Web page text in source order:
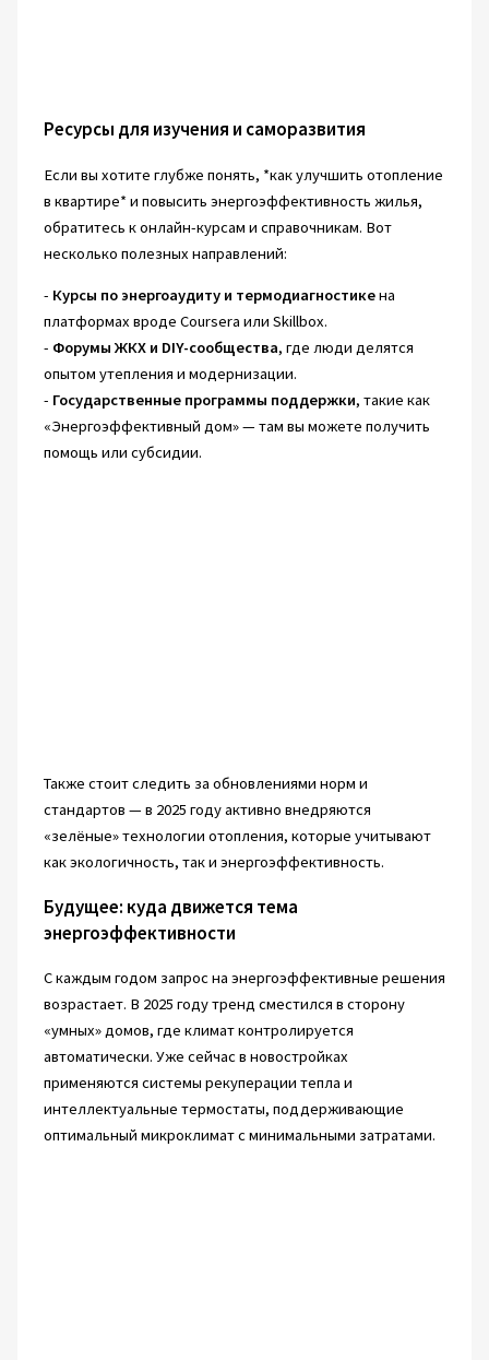
Ресурсы для изучения и саморазвития
Если вы хотите глубже понять, *как улучшить отопление
в квартире* и повысить энергоэффективность жилья,
обратитесь к онлайн-курсам и справочникам. Вот
несколько полезных направлений:
- Курсы по энергоаудиту и термодиагностикена
платформах вроде Coursera или Skillbox.
- Форумы ЖКХ и DIY-сообщества, где люди делятся
опытом утепления и модернизации.
- Государственные программы поддержки, такие как
«Энергоэффективный дом» — там вы можете получить
помощь или субсидии.
Также стоит следить за обновлениями норм и
стандартов — в 2025 году активно внедряются
«зелёные» технологии отопления, которые учитывают
как экологичность, так и энергоэффективность.
Будущее: куда движется тема
энергоэффективности
С каждым годом запрос на энергоэффективные решения
возрастает. В 2025 году тренд сместился в сторону
«умных» домов, где климат контролируется
автоматически. Уже сейчас в новостройках
применяются системы рекуперации тепла и
интеллектуальные термостаты, поддерживающие
оптимальный микроклимат с минимальными затратами.